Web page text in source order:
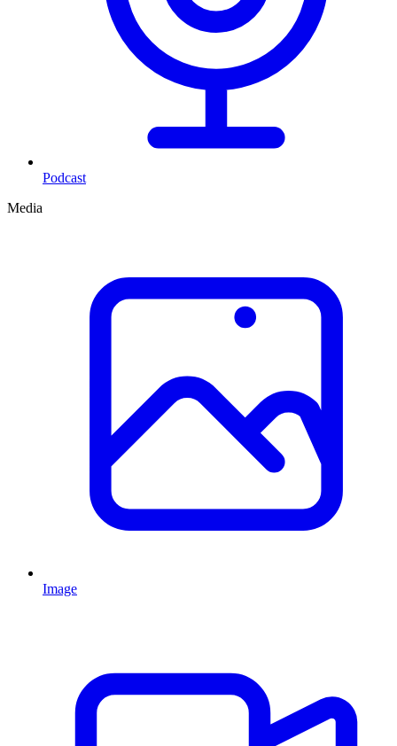
Podcast
Media
Image